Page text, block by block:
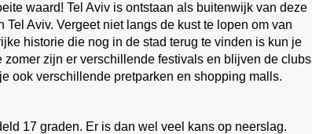
waard! Tel Aviv is ontstaan als buitenwijk van deze
Aviv. Vergeet niet langs de kust te lopen om van
historie die nog in de stad terug te vinden is kun je
zijn er verschillende festivals en blijven de clubs
ook verschillende pretparken en shopping malls.
17 graden. Er is dan wel veel kans op neerslag.